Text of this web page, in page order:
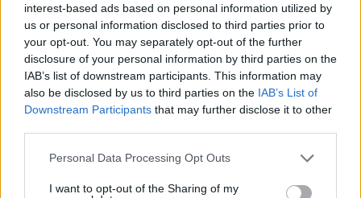
interest-based ads based on personal information utilized by
us or personal information disclosed to third parties prior to
your opt-out. You may separately opt-out of the further
disclosure of your personal information by third parties on the
IAB’s list of downstream participants. This information may
also be disclosed by us to third parties on the IAB’s List of
Downstream Participants that may further disclose it to other
Please note that this website/app uses one or more Google
not limited to your visit or usage behaviour. You may click to
Personal Data Processing Opt Outs
I want to opt-out of the Sharing of my
Δρ. Φάουτσι: Απειλούν να σκοτώσουν εμένα και την
οικογένειά μου για όσα λέω για τον κορωνοϊό
06.08.2020, 08:27
Thema Insights